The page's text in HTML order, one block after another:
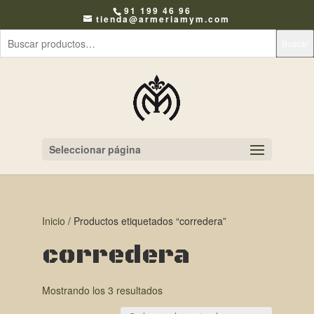
91 199 46 96
tienda@armeriamym.com
Seleccionar página
Inicio / Productos etiquetados “corredera”
corredera
Mostrando los 3 resultados